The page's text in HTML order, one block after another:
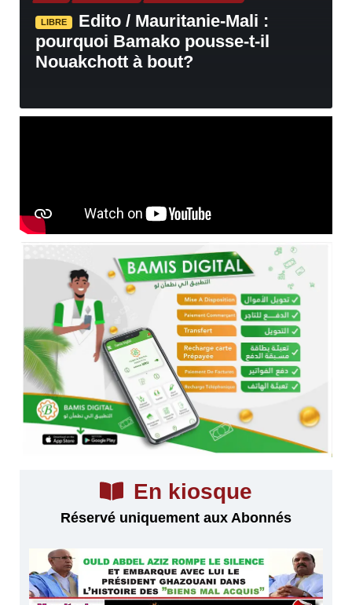
LIBRE
Edito / Mauritanie-Mali :
pourquoi Bamako pousse-t-il
Nouakchott à bout?
En kiosque
Réservé uniquement aux Abonnés